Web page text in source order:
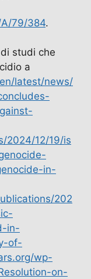
79/384.
studi che
a
latest/news/
2024/12/19/is
in-
202
in-
of-
wp-
on-